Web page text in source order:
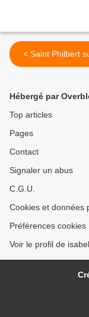
< Saint Philbert
Hébergé par
Top articles
Pages
Contact
Signaler un abus
C.G.U.
Cookies et données
Préférences cookies
Voir le profil de